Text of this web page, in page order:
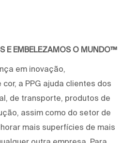
E EMBELEZAMOS O MUNDO™
em inovação,
a PPG ajuda clientes dos
de transporte, produtos de
assim como do setor de
mais superfícies de mais